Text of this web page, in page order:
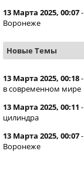
13 Марта 2025, 00:07-
Воронеже
Новые Темы
13 Марта 2025, 00:18-
в современном мире
13 Марта 2025, 00:11 -
цилиндра
13 Марта 2025, 00:07-
Воронеже